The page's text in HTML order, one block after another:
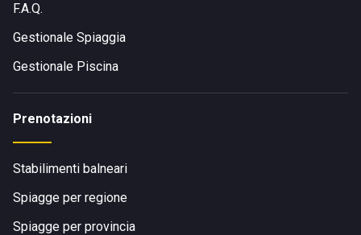
F.A.Q.
Gestionale Spiaggia
Gestionale Piscina
Prenotazioni
Stabilimenti balneari
Spiagge per regione
Spiagge per provincia